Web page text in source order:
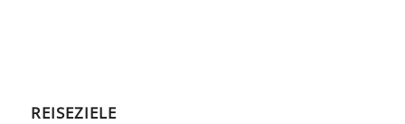
REISEZIELE